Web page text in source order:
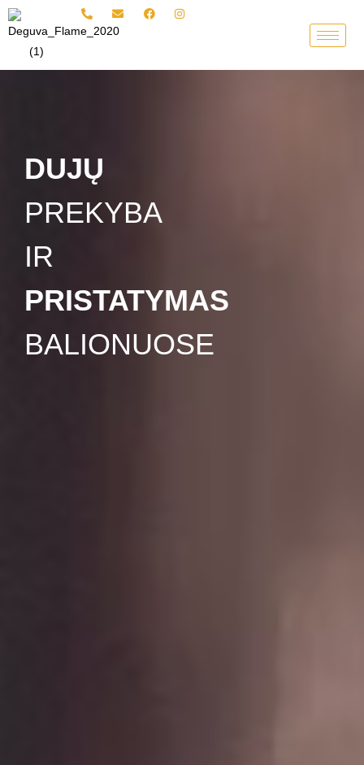
Pereiti
prie
turinio
DUJŲ
PREKYBA
IR
PRISTATYMAS
BALIONUOSE